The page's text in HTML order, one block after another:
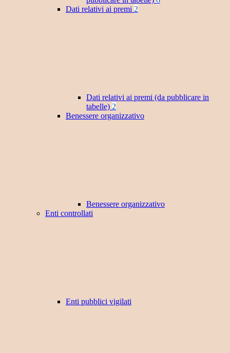
Dati relativi ai premi 2
Dati relativi ai premi (da pubblicare in
tabelle) 2
Benessere organizzativo
Benessere organizzativo
Enti controllati
Enti pubblici vigilati